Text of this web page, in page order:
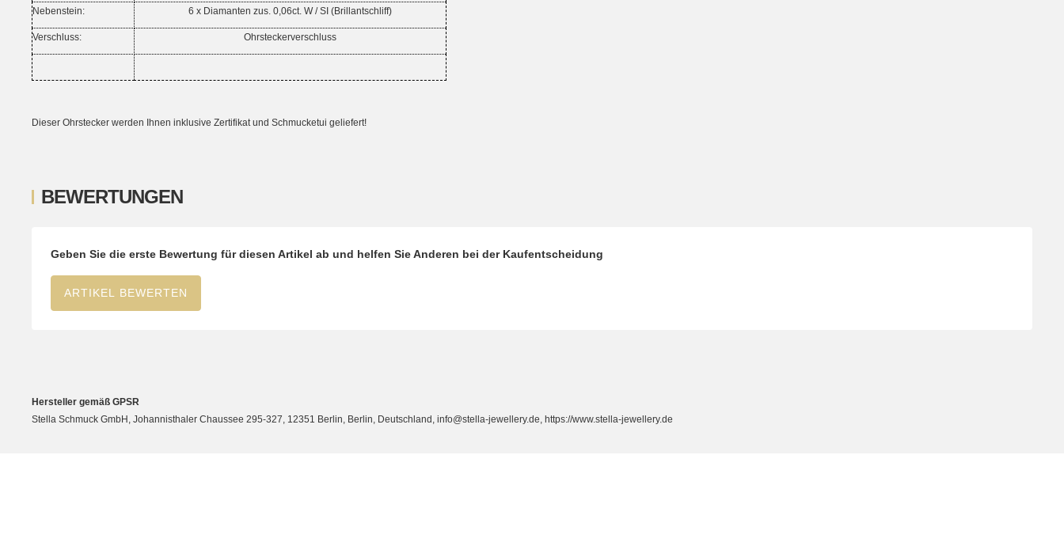
Nebenstein: 6 x Diamanten zus. 0,06ct. W / SI (Brillantschliff)
Verschluss: Ohrsteckerverschluss
Dieser Ohrstecker werden Ihnen inklusive Zertifikat und Schmucketui geliefert!
BEWERTUNGEN
Geben Sie die erste Bewertung für diesen Artikel ab und helfen Sie Anderen bei der Kaufentscheidung
ARTIKEL BEWERTEN
Hersteller gemäß GPSR
Stella Schmuck GmbH, Johannisthaler Chaussee 295-327, 12351 Berlin, Berlin, Deutschland, info@stella-jewellery.de, https://www.stella-jewellery.de